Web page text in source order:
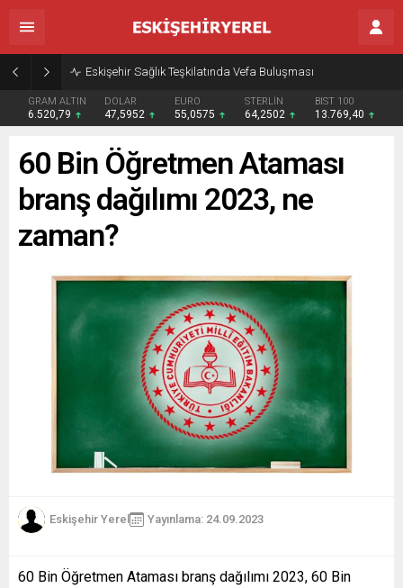
Eskişehir Sağlık Teşkilatında Vefa Buluşması
GRAM ALTIN
6.520,79
DOLAR
47,5952
EURO
55,0575
STERLİN
64,2502
BIST 100
13.769,40
60 Bin Öğretmen Ataması
branş dağılımı 2023, ne
zaman?
Eskişehir Yerel Yayınlama: 24.09.2023
60 Bin Öğretmen Ataması branş dağılımı 2023, 60 Bin